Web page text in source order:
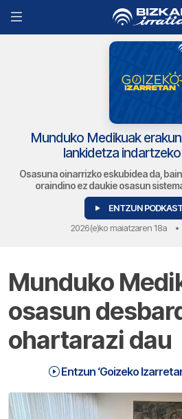
Munduko Medikuak
lankidetza
Osasuna oinarrizko eskubidea da,
oraindino ez daukie osasun
ENTZUN
2026(e)ko maiatzaren 18a •
Munduko
osasun
ohartarazi dau
Entzun ‘Goizeko